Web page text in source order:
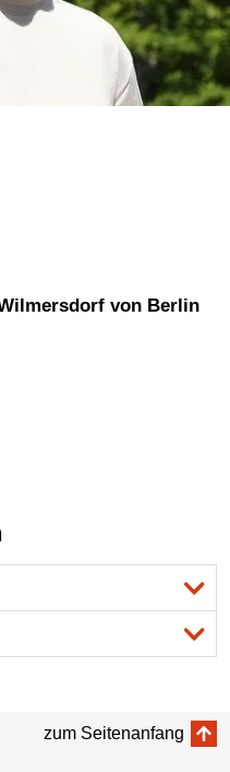
von Berlin
zum Seitenanfang